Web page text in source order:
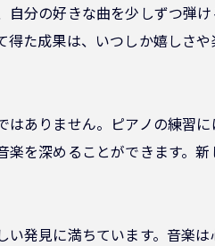
分の好きな曲を少しずつ弾
た成果は、いつしか嬉しさ
はありません。ピアノの練
を深めることができます。
い発見に満ちています。音楽